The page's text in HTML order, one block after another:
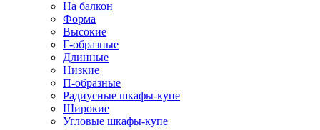
На балкон
Форма
Высокие
Г-образные
Длинные
Низкие
П-образные
Радиусные шкафы-купе
Широкие
Угловые шкафы-купе